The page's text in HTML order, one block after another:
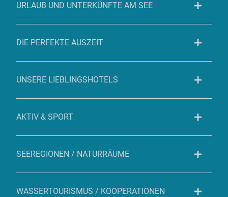
URLAUB UND UNTERKÜNFTE AM SEE
DIE PERFEKTE AUSZEIT
UNSERE LIEBLINGSHOTELS
AKTIV & SPORT
SEEREGIONEN / NATURRÄUME
WASSERTOURISMUS / KOOPERATIONEN